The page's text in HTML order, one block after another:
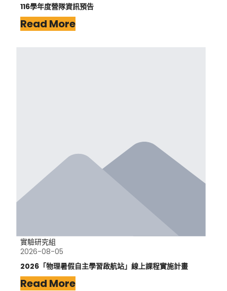
116學年度營隊資訊預告
Read More
實驗研究組
2026-08-05
2026「物理暑假自主學習啟航站」線上課程實施計畫
Read More